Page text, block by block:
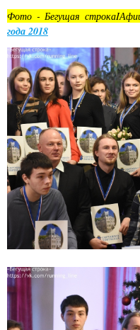
Фото - Бегущая
года 2018